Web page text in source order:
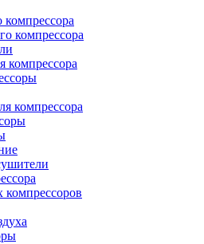
компрессора
компрессора
компрессора
компрессоров